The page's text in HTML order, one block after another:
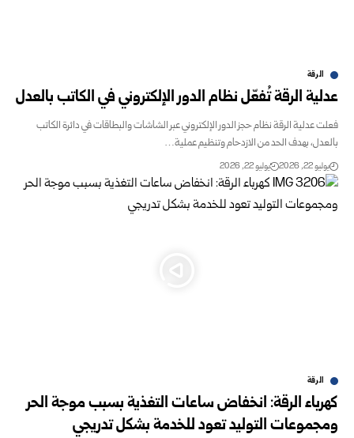
الرقة
عدلية الرقة تُفعّل نظام الدور الإلكتروني في الكاتب بالعدل
فعلت عدلية الرقة نظام حجز الدور الإلكتروني عبر الشاشات والبطاقات في دائرة الكاتب
بالعدل، بهدف الحد من الازدحام وتنظيم عملية…
يوليو 22, 2026 يوليو 22, 2026
الرقة
كهرباء الرقة: انخفاض ساعات التغذية بسبب موجة الحر
‏ومجموعات التوليد ‏تعود للخدمة بشكل تدريجي‏